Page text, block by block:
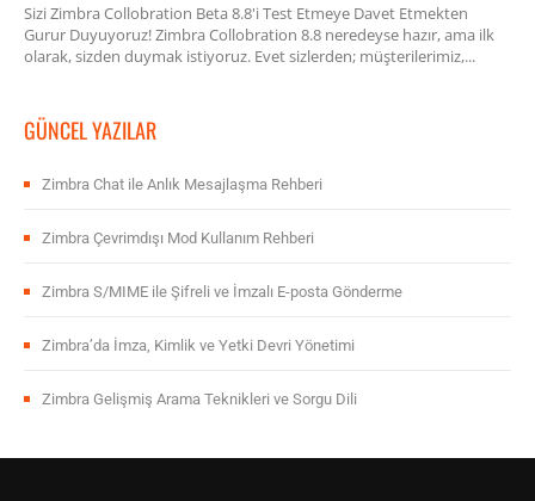
Sizi Zimbra Collobration Beta 8.8'i Test Etmeye Davet Etmekten
Gurur Duyuyoruz! Zimbra Collobration 8.8 neredeyse hazır, ama ilk
olarak, sizden duymak istiyoruz. Evet sizlerden; müşterilerimiz,...
GÜNCEL YAZILAR
Zimbra Chat ile Anlık Mesajlaşma Rehberi
Zimbra Çevrimdışı Mod Kullanım Rehberi
Zimbra S/MIME ile Şifreli ve İmzalı E-posta Gönderme
Zimbra’da İmza, Kimlik ve Yetki Devri Yönetimi
Zimbra Gelişmiş Arama Teknikleri ve Sorgu Dili